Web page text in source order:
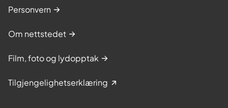
Personvern
Om nettstedet
Film, foto og lydopptak
Tilgjengelighetserklæring